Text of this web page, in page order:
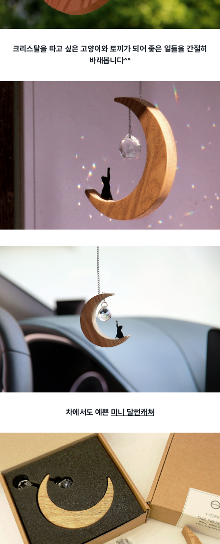
크리스탈을 따고 싶은 고양이와 토끼가 되어 좋은 일들을 간절히
바래봅니다^^
차에서도 예쁜 미니 달썬캐쳐